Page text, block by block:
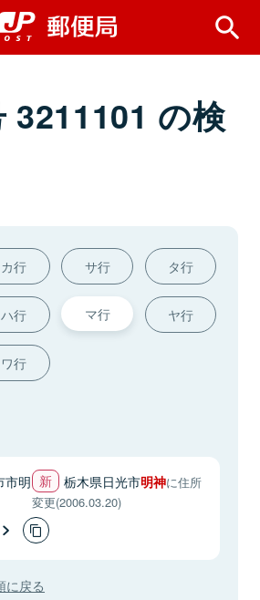
3211101 の検
カ行 サ行 タ行
ハ行 マ行 ヤ行
ワ行
市明
栃木県日光市明神に住所
変更(2006.03.20)
に戻る